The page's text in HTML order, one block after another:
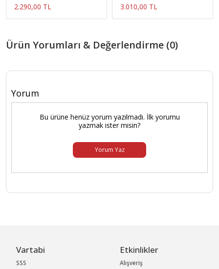
2.290,00 TL 3.010,00 TL
Ürün Yorumları & Değerlendirme (0)
Yorum
Bu ürüne henüz yorum yazılmadı. İlk yorumu
yazmak ister misin?
Yorum Yaz
Vartabi
SSS
Etkinlikler
Alışveriş